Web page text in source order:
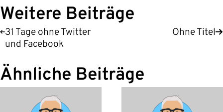
Weitere Beiträge
31 Tage ohne Twitter
und Facebook
Ohne Titel
Ähnliche Beiträge